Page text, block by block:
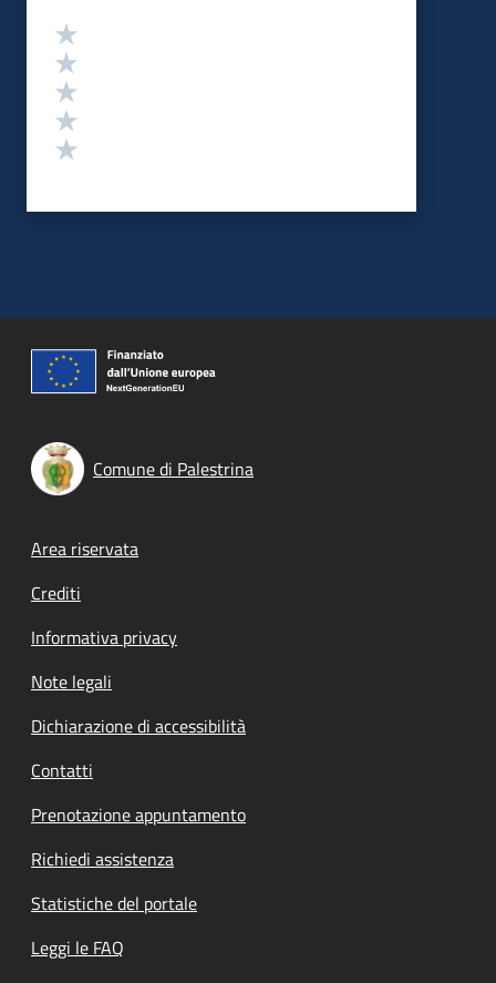
Valutazione
Comune di Palestrina
Footer menu
Area riservata
Crediti
Informativa privacy
Note legali
Dichiarazione di accessibilità
Contatti
Prenotazione appuntamento
Richiedi assistenza
Statistiche del portale
Leggi le FAQ